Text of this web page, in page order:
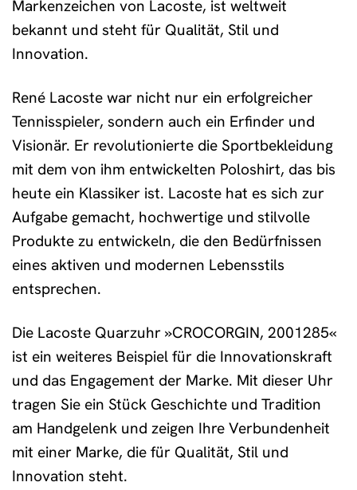
Markenzeichen von Lacoste, ist weltweit
bekannt und steht für Qualität, Stil und
Innovation.
René Lacoste war nicht nur ein erfolgreicher
Tennisspieler, sondern auch ein Erfinder und
Visionär. Er revolutionierte die Sportbekleidung
mit dem von ihm entwickelten Poloshirt, das bis
heute ein Klassiker ist. Lacoste hat es sich zur
Aufgabe gemacht, hochwertige und stilvolle
Produkte zu entwickeln, die den Bedürfnissen
eines aktiven und modernen Lebensstils
entsprechen.
Die Lacoste Quarzuhr »CROCORGIN, 2001285«
ist ein weiteres Beispiel für die Innovationskraft
und das Engagement der Marke. Mit dieser Uhr
tragen Sie ein Stück Geschichte und Tradition
am Handgelenk und zeigen Ihre Verbundenheit
mit einer Marke, die für Qualität, Stil und
Innovation steht.